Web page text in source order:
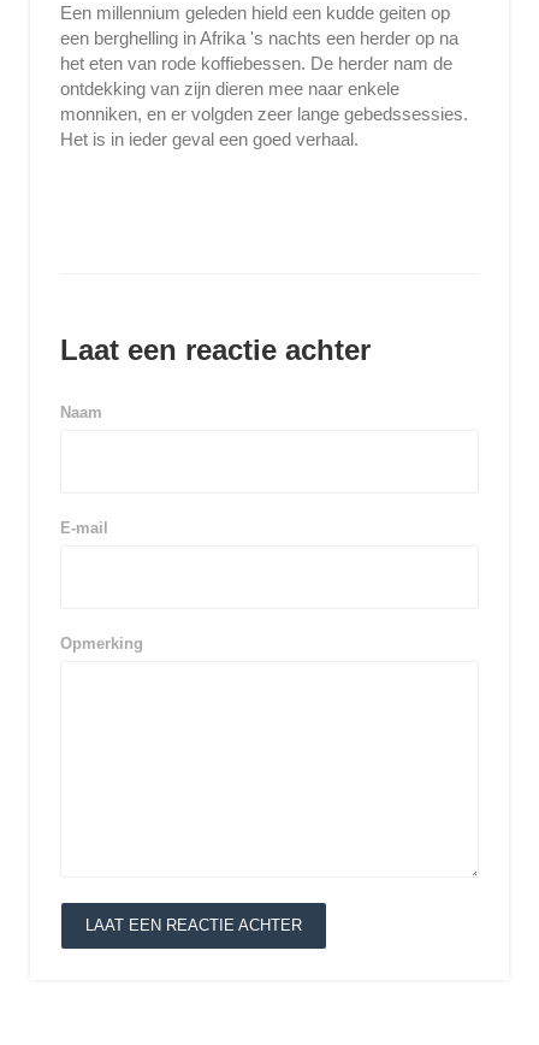
Een millennium geleden hield een kudde geiten op
een berghelling in Afrika 's nachts een herder op na
het eten van rode koffiebessen. De herder nam de
ontdekking van zijn dieren mee naar enkele
monniken, en er volgden zeer lange gebedssessies.
Het is in ieder geval een goed verhaal.
Laat een reactie achter
Naam
E-mail
Opmerking
LAAT EEN REACTIE ACHTER